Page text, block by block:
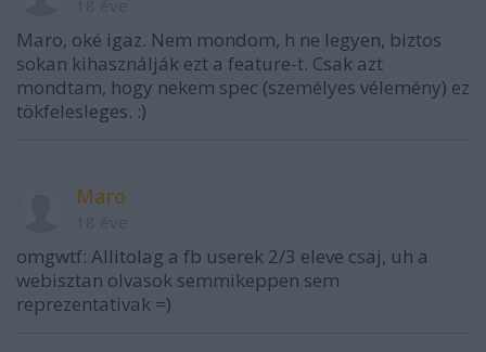
Maro, oké igaz. Nem mondom, h ne legyen, biztos
sokan kihasználják ezt a feature-t. Csak azt
mondtam, hogy nekem spec (személyes vélemény) ez
tökfelesleges. :)
Maro
omgwtf: Allitolag a fb userek 2/3 eleve csaj, uh a
webisztan olvasok semmikeppen sem
reprezentativak =)